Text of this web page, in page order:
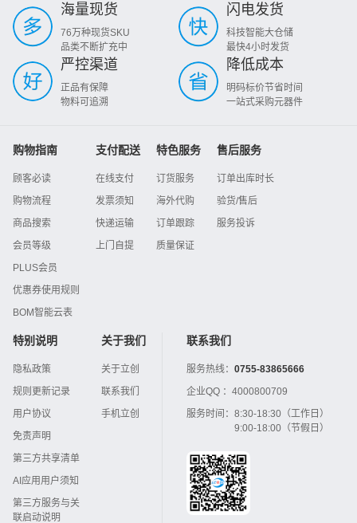
海量现货
76万种现货SKU
品类不断扩充中
闪电发货
科技智能大仓储
最快4小时发货
严控渠道
正品有保障
物料可追溯
降低成本
明码标价节省时间
一站式采购元器件
购物指南
顾客必读
购物流程
商品搜索
会员等级
PLUS会员
优惠券使用规则
BOM智能云表
支付配送
在线支付
发票须知
快递运输
上门自提
特色服务
订货服务
海外代购
订单跟踪
质量保证
售后服务
订单出库时长
验货/售后
服务投诉
特别说明
隐私政策
规则更新记录
用户协议
免责声明
第三方共享清单
AI应用用户须知
第三方服务与关
联启动说明
关于我们
关于立创
联系我们
手机立创
联系我们
服务热线： 0755-83865666
企业QQ ： 4000800709
服务时间： 8:30-18:30（工作日）
9:00-18:00（节假日）